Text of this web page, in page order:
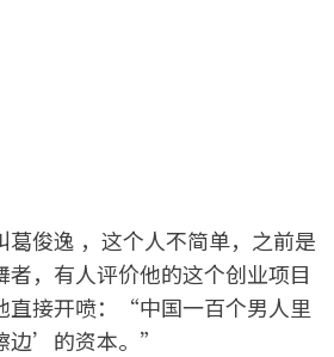
葛俊逸 ，这个人不简单，之前是
，有人评价他的这个创业项目
接开喷：“中国一百个男人里
边’的资本。”